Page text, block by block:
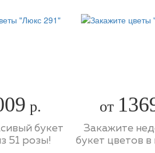
р.
букет
51 розы!
от
Закажите
букет цветов в